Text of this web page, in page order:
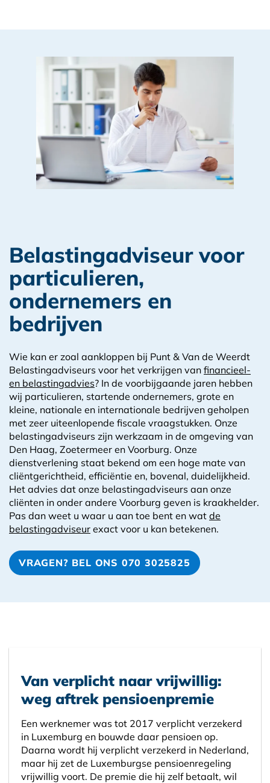
Belastingadviseur voor
particulieren,
ondernemers en
bedrijven
Wie kan er zoal aankloppen bij Punt & Van de Weerdt
Belastingadviseurs voor het verkrijgen van financieel-
en belastingadvies? In de voorbijgaande jaren hebben
wij particulieren, startende ondernemers, grote en
kleine, nationale en internationale bedrijven geholpen
met zeer uiteenlopende fiscale vraagstukken. Onze
belastingadviseurs zijn werkzaam in de omgeving van
Den Haag, Zoetermeer en Voorburg. Onze
dienstverlening staat bekend om een hoge mate van
cliëntgerichtheid, efficiëntie en, bovenal, duidelijkheid.
Het advies dat onze belastingadviseurs aan onze
cliënten in onder andere Voorburg geven is kraakhelder.
Pas dan weet u waar u aan toe bent en wat de
belastingadviseur exact voor u kan betekenen.
VRAGEN? BEL ONS 070 3025825
Van verplicht naar vrijwillig:
weg aftrek pensioenpremie
Een werknemer was tot 2017 verplicht verzekerd
in Luxemburg en bouwde daar pensioen op.
Daarna wordt hij verplicht verzekerd in Nederland,
maar hij zet de Luxemburgse pensioenregeling
vrijwillig voort. De premie die hij zelf betaalt, wil